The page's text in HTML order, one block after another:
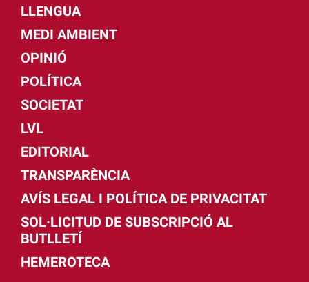
LLENGUA
MEDI AMBIENT
OPINIÓ
POLÍTICA
SOCIETAT
LVL
EDITORIAL
TRANSPARÈNCIA
AVÍS LEGAL I POLÍTICA DE PRIVACITAT
SOL·LICITUD DE SUBSCRIPCIÓ AL
BUTLLETÍ
HEMEROTECA